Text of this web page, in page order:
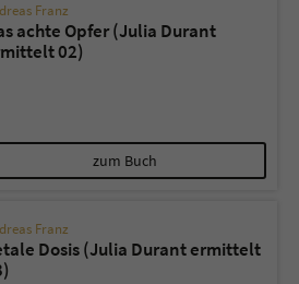
Franz
achte Opfer (Julia Durant
02)
zum Buch
Franz
Dosis (Julia Durant ermittelt